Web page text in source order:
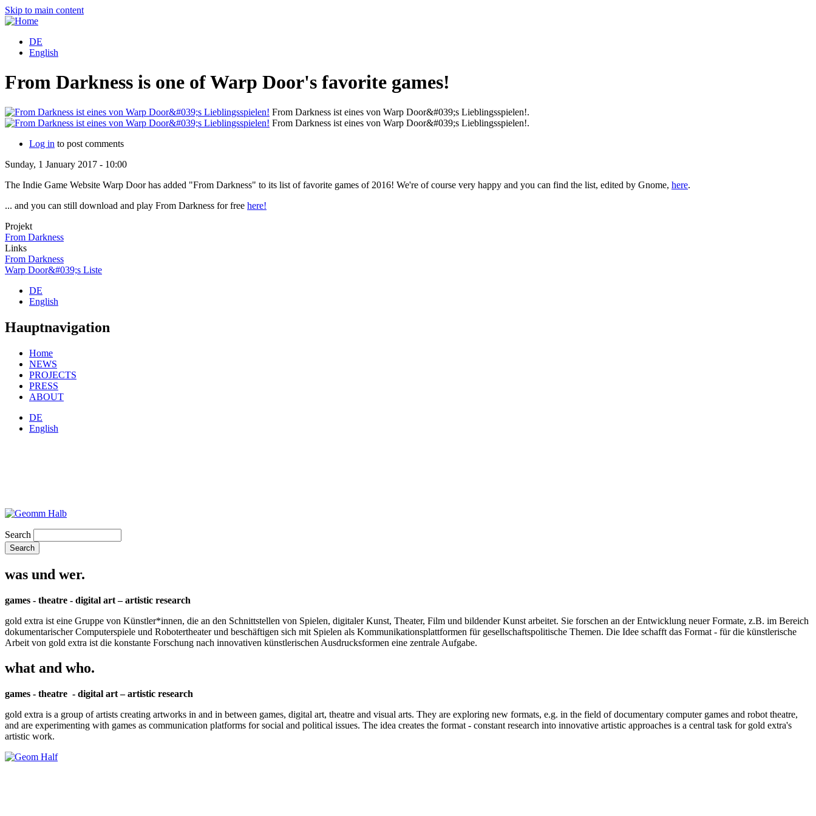
Skip to main content
DE
English
From Darkness is one of Warp Door's favorite games!
From Darkness ist eines von Warp Door&#039;s Lieblingsspielen!.
From Darkness ist eines von Warp Door&#039;s Lieblingsspielen!.
Log in to post comments
Sunday, 1 January 2017 - 10:00
The Indie Game Website Warp Door has added "From Darkness" to its list of favorite games of 2016! We're of course very happy and you can find the list, edited by Gnome, here.
... and you can still download and play From Darkness for free here!
Projekt
From Darkness
Links
From Darkness
Warp Door&#039;s Liste
DE
English
Hauptnavigation
Home
NEWS
PROJECTS
PRESS
ABOUT
DE
English
Search
was und wer.
games - theatre - digital art – artistic research
gold extra ist eine Gruppe von Künstler*innen, die an den Schnittstellen von Spielen, digitaler Kunst, Theater, Film und bildender Kunst arbeitet. Sie forschen an der Entwicklung neuer Formate, z.B. im Bereich
dokumentarischer Computerspiele und Robotertheater und beschäftigen sich mit Spielen als Kommunikationsplattformen für gesellschaftspolitische Themen. Die Idee schafft das Format - für die künstlerische
Arbeit von gold extra ist die konstante Forschung nach innovativen künstlerischen Ausdrucksformen eine zentrale Aufgabe.
what and who.
games - theatre - digital art – artistic research
gold extra is a group of artists creating artworks in and in between games, digital art, theatre and visual arts. They are exploring new formats, e.g. in the field of documentary computer games and robot theatre,
and are experimenting with games as communication platforms for social and political issues. The idea creates the format - constant research into innovative artistic approaches is a central task for gold extra's
artistic work.